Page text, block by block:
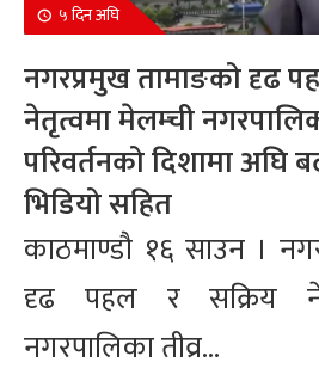
५ दिन अघि
नगरप्रमुख तामाङको दृढ
नेतृत्वमा मेलम्ची
परिवर्तनको दिशामा अघि
भिडियो सहित
काठमाण्डौ १६ साउन ।
दृढ पहल र सक्रिय
नगरपालिका तीव्र...